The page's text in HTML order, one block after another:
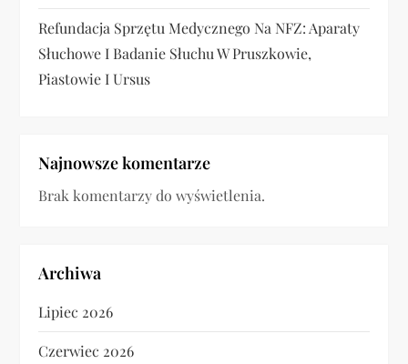
Refundacja Sprzętu Medycznego Na NFZ: Aparaty
Słuchowe I Badanie Słuchu W Pruszkowie,
Piastowie I Ursus
Najnowsze komentarze
Brak komentarzy do wyświetlenia.
Archiwa
Lipiec 2026
Czerwiec 2026